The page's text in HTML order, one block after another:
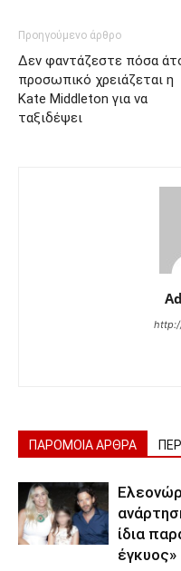
Προηγούμενο άρθρο
Δεν φαντάζεστε πόσα
προσωπικό χρειάζεται η
Kate Middleton για να
ταξιδέψει
ΠΑΡΟΜΟΙΑ ΑΡΘΡΑ
ίδια
έγκυος»